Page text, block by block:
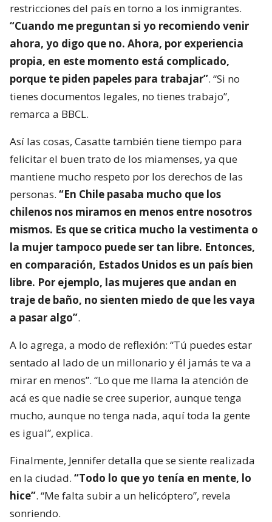
restricciones del país en torno a los inmigrantes.
“Cuando me preguntan si yo recomiendo venir
ahora, yo digo que no. Ahora, por experiencia
propia, en este momento está complicado,
porque te piden papeles para trabajar”. “Si no
tienes documentos legales, no tienes trabajo”,
remarca a BBCL.
Así las cosas, Casatte también tiene tiempo para
felicitar el buen trato de los miamenses, ya que
mantiene mucho respeto por los derechos de las
personas. “En Chile pasaba mucho que los
chilenos nos miramos en menos entre nosotros
mismos. Es que se critica mucho la vestimenta o
la mujer tampoco puede ser tan libre. Entonces,
en comparación, Estados Unidos es un país bien
libre. Por ejemplo, las mujeres que andan en
traje de baño, no sienten miedo de que les vaya
a pasar algo”.
A lo agrega, a modo de reflexión: “Tú puedes estar
sentado al lado de un millonario y él jamás te va a
mirar en menos”. “Lo que me llama la atención de
acá es que nadie se cree superior, aunque tenga
mucho, aunque no tenga nada, aquí toda la gente
es igual”, explica.
Finalmente, Jennifer detalla que se siente realizada
en la ciudad. “Todo lo que yo tenía en mente, lo
hice”. “Me falta subir a un helicóptero”, revela
sonriendo.